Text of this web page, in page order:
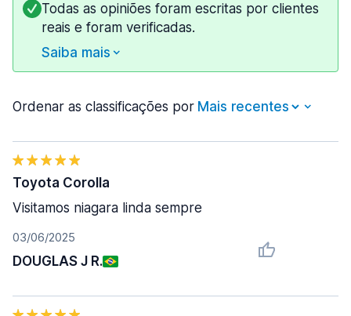
Todas as opiniões foram escritas por clientes
reais e foram verificadas.
Saiba mais
Ordenar as classificações por
03/06/2025
DOUGLAS J R.
Toyota Corolla
Visitamos niagara linda sempre